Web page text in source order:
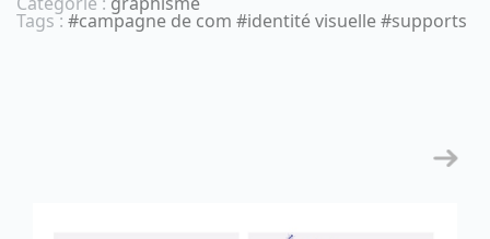
Tags : #campagne de com #identité visuelle #supports